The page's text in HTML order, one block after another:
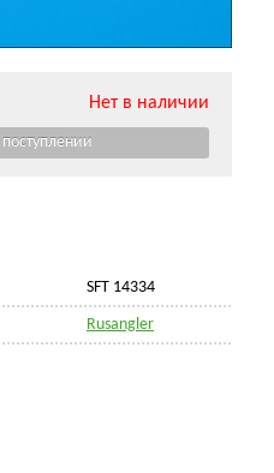
Нет в наличии
SFT 14334
Rusangler